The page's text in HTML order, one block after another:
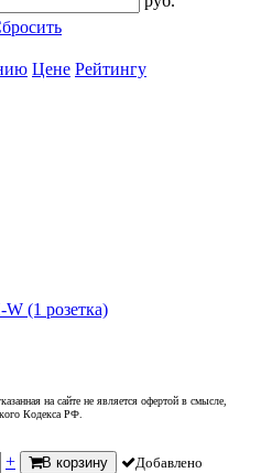
Цене Рейтингу
(1 розетка)
на сайте не является офертой в смысле,
Кодекса РФ.
+ В корзину Добавлено